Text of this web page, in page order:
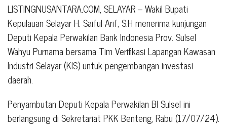
LISTINGNUSANTARA.COM, SELAYAR – Wakil Bupati
Kepulauan Selayar H. Saiful Arif, S.H menerima kunjungan
Deputi Kepala Perwakilan Bank Indonesia Prov. Sulsel
Wahyu Purnama bersama Tim Verifikasi Lapangan Kawasan
Industri Selayar (KIS) untuk pengembangan investasi
daerah.
Penyambutan Deputi Kepala Perwakilan BI Sulsel ini
berlangsung di Sekretariat PKK Benteng, Rabu (17/07/24).